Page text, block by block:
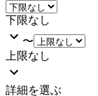
下限なし
〜
上限なし
詳細を選ぶ